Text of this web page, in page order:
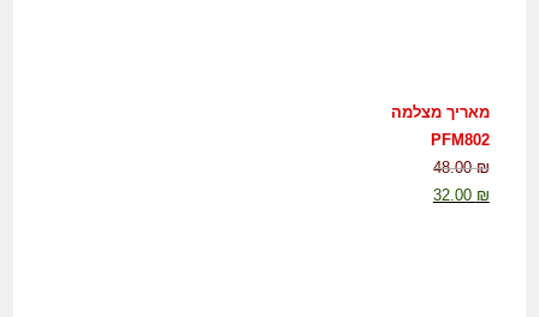
מאריך מצלמה
PFM802
48.00₪
32.00 ₪